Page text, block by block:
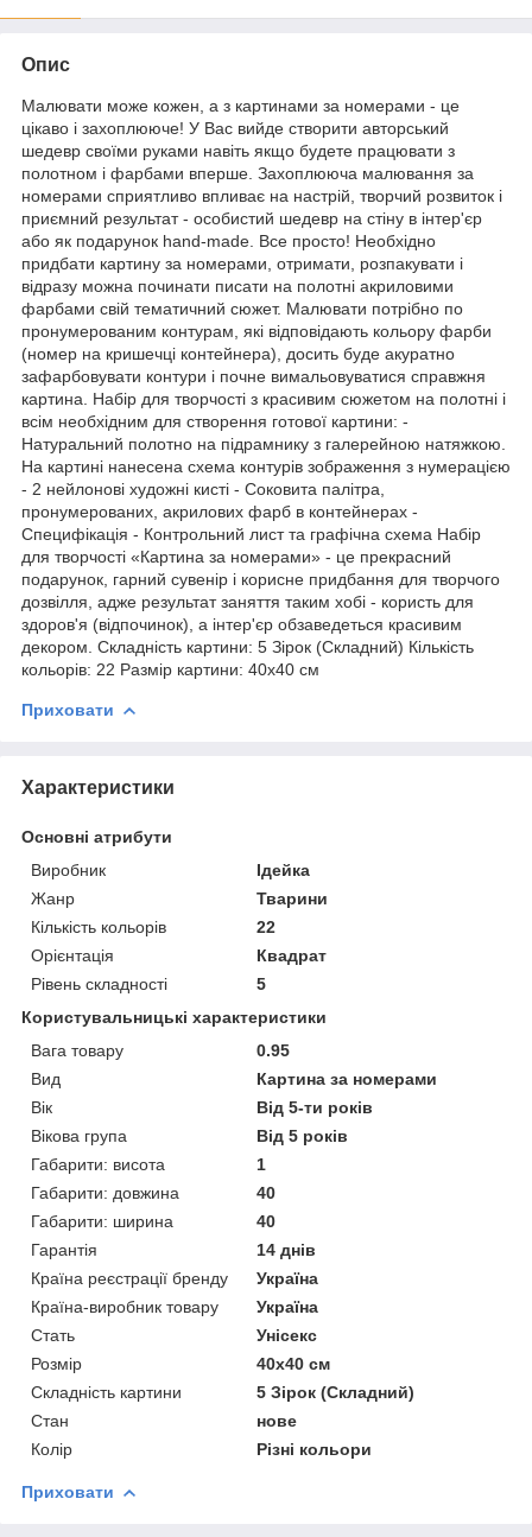
Опис
Малювати може кожен, а з картинами за номерами - це
цікаво і захоплююче! У Вас вийде створити авторський
шедевр своїми руками навіть якщо будете працювати з
полотном і фарбами вперше. Захоплююча малювання за
номерами сприятливо впливає на настрій, творчий розвиток і
приємний результат - особистий шедевр на стіну в інтер'єр
або як подарунок hand-made. Все просто! Необхідно
придбати картину за номерами, отримати, розпакувати і
відразу можна починати писати на полотні акриловими
фарбами свій тематичний сюжет. Малювати потрібно по
пронумерованим контурам, які відповідають кольору фарби
(номер на кришечці контейнера), досить буде акуратно
зафарбовувати контури і почне вимальовуватися справжня
картина. Набір для творчості з красивим сюжетом на полотні і
всім необхідним для створення готової картини: -
Натуральний полотно на підрамнику з галерейною натяжкою.
На картині нанесена схема контурів зображення з нумерацією
- 2 нейлонові художні кисті - Соковита палітра,
пронумерованих, акрилових фарб в контейнерах -
Специфікація - Контрольний лист та графічна схема Набір
для творчості «Картина за номерами» - це прекрасний
подарунок, гарний сувенір і корисне придбання для творчого
дозвілля, адже результат заняття таким хобі - користь для
здоров'я (відпочинок), а інтер'єр обзаведеться красивим
декором. Складність картини: 5 Зірок (Складний) Кількість
кольорів: 22 Размір картини: 40х40 см
Приховати
Характеристики
Основні атрибути
Виробник
Ідейка
Жанр
Тварини
Кількість кольорів
22
Орієнтація
Квадрат
Рівень складності
5
Користувальницькі характеристики
Вага товару
0.95
Вид
Картина за номерами
Вік
Від 5-ти років
Вікова група
Від 5 років
Габарити: висота
1
Габарити: довжина
40
Габарити: ширина
40
Гарантія
14 днів
Країна реєстрації бренду
Україна
Країна-виробник товару
Україна
Стать
Унісекс
Розмір
40х40 см
Складність картини
5 Зірок (Складний)
Стан
нове
Колір
Різні кольори
Приховати